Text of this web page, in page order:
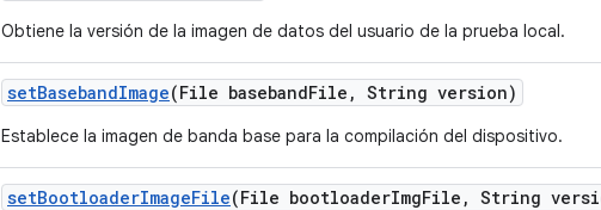
Obtiene la versión de la imagen de datos del usuario de la prueba local.
setBasebandImage(File basebandFile , String version)
Establece la imagen de banda base para la compilación del dispositivo.
setBootloaderImageFile(File bootloaderImgFile , String